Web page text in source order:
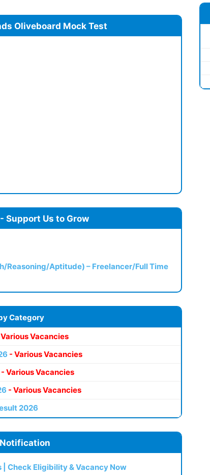
Oliveboard Mock Test
Support Us to Grow
Reasoning/Aptitude) – Freelancer/Full Time
Category
Vacancies
- Various Vacancies
- Various Vacancies
- Various Vacancies
2026
| Check Eligibility & Vacancy Now